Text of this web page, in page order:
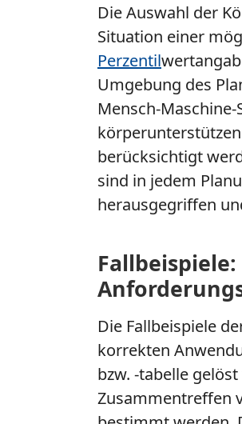
Die Auswahl der
Situation einer
Perzentil
Umgebung des
Mensch-
berücksichtigt
sind in jedem
herausgegriffen
Die Fallbeispiele
korrekten
bzw. -tabelle
Zusammentreffen